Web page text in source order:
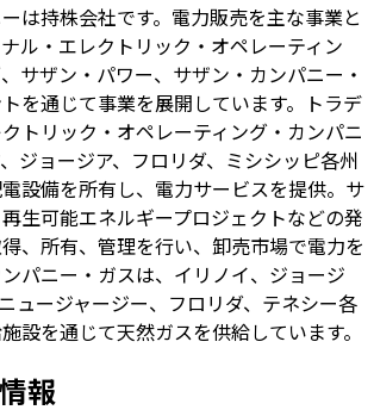
は持株会社です。電力販売を主な事業と
ル・エレクトリック・オペレーティン
サザン・パワー、サザン・カンパニー・
を通じて事業を展開しています。トラデ
トリック・オペレーティング・カンパニ
ジョージア、フロリダ、ミシシッピ各州
設備を所有し、電力サービスを提供。サ
生可能エネルギープロジェクトなどの発
、所有、管理を行い、卸売市場で電力を
パニー・ガスは、イリノイ、ジョージ
ュージャージー、フロリダ、テネシー各
設を通じて天然ガスを供給しています。
報